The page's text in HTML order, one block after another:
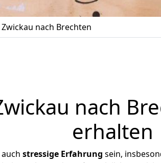
nach Brechten
nach
erhalten
stressige Erfahrung sein,